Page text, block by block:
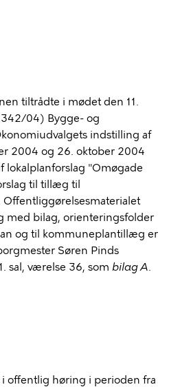
tiltrådte i mødet den 11.
342/04) Bygge- og
indstilling af
2004 og 26. oktober 2004
lokalplanforslag "Omøgade
til tillæg til
med bilag, orienteringsfolder
og til kommuneplantillæg er
Søren Pinds
sal, værelse 36, som bilag A.
offentlig høring i perioden fra